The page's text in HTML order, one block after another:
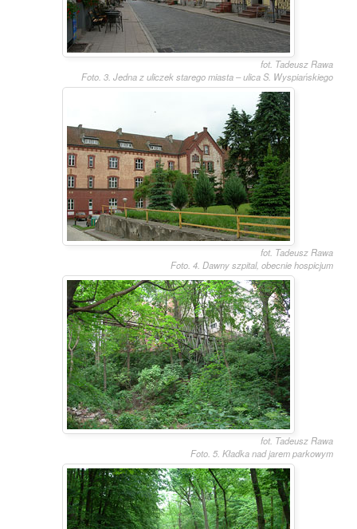
fot. Tadeusz Rawa
Foto. 3. Jedna z uliczek starego miasta – ulica S. Wyspiańskiego
fot. Tadeusz Rawa
Foto. 4. Dawny szpital, obecnie hospicjum
fot. Tadeusz Rawa
Foto. 5. Kładka nad jarem parkowym